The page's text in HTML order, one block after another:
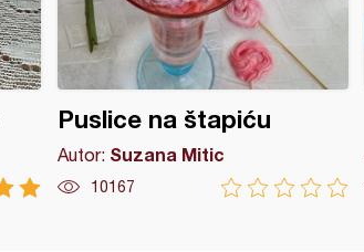
Puslice na štapiću
Autor: Suzana Mitic
10167